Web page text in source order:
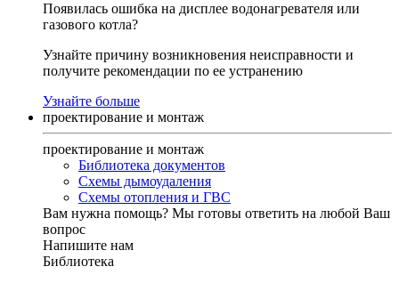
Появилась ошибка на дисплее водонагревателя или
газового котла?
Узнайте причину возникновения неисправности и
получите рекомендации по ее устранению
Узнайте больше
проектирование и монтаж
проектирование и монтаж
Библиотека документов
Схемы дымоудаления
Схемы отопления и ГВС
Вам нужна помощь? Мы готовы ответить на любой Ваш
вопрос
Напишите нам
Библиотека